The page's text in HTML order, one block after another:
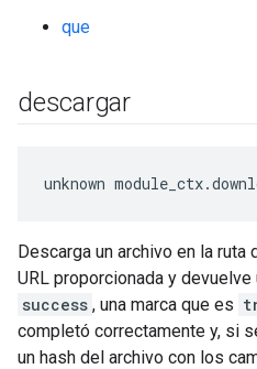
que
descargar
unknown
Descarga un archivo en la
URL proporcionada y
success , una marca que es
completó correctamente y, si
un hash del archivo con los